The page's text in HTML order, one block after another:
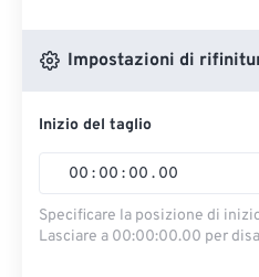
Impostazioni di
Inizio del taglio
00 : 00 : 00 . 00
Specificare la posizione di
Lasciare a 00:00:00.00 per